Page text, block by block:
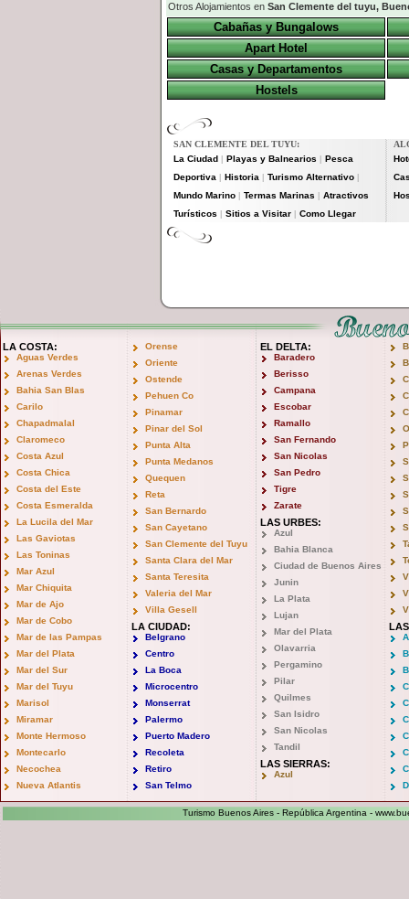
Otros Alojamientos en San Clemente del tuyu,
Cabañas y Bungalows
Apart Hotel
Casas y Departamentos
Hostels
SAN CLEMENTE DEL TUYU:
La Ciudad
Playas y Balnearios
Pesca
Deportiva
Historia Turismo Alternativo
Mundo Marino Termas Marinas
Atractivos
Turísticos
Sitios a Visitar Como Llegar
LA COSTA:
Aguas Verdes
Arenas Verdes
Bahia San Blas
Carilo
Chapadmalal
Claromeco
Costa Azul
Costa Chica
Costa del Este
Costa Esmeralda
La Lucila del Mar
Las Gaviotas
Las Toninas
Mar Azul
Mar Chiquita
Mar de Ajo
Mar de Cobo
Mar de las Pampas
Mar del Plata
Mar del Sur
Mar del Tuyu
Marisol
Miramar
Monte Hermoso
Montecarlo
Necochea
Nueva Atlantis
Orense
Oriente
Ostende
Pehuen Co
Pinamar
Pinar del Sol
Punta Alta
Punta Medanos
Quequen
Reta
San Bernardo
San Cayetano
San Clemente del Tuyu
Santa Clara del Mar
Santa Teresita
Valeria del Mar
Villa Gesell
LA CIUDAD:
Belgrano
Centro
La Boca
Microcentro
Monserrat
Palermo
Puerto Madero
Recoleta
Retiro
San Telmo
EL DELTA:
Baradero
Berisso
Campana
Escobar
Ramallo
San Fernando
San Nicolas
San Pedro
Tigre
Zarate
LAS URBES:
Azul
Bahia Blanca
Ciudad de Buenos Aires
Junin
La Plata
Lujan
Mar del Plata
Olavarria
Pergamino
Pilar
Quilmes
San Isidro
San Nicolas
Tandil
LAS SIERRAS:
Azul
Turismo Buenos Aires - República Argentina -